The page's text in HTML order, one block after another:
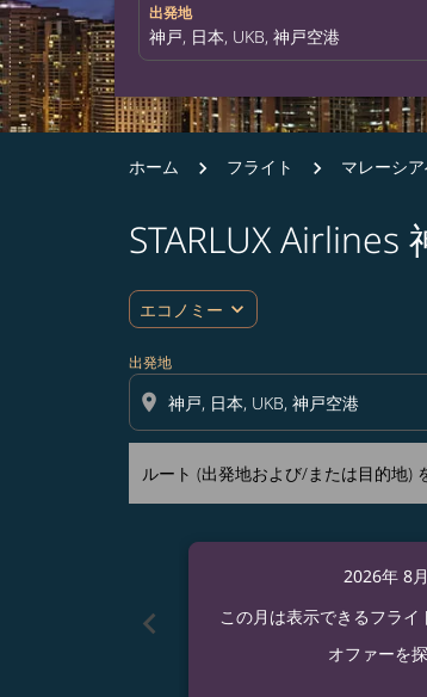
出発地
ホーム フライト マレーシ
STARLUX
エコノミー expand_more
出発地
location_on
ルート (出発地および/または目的地)
ルート (出発地および/または目的
chevron_left
2026年 8月
この月は表示できるフライ
オファーを